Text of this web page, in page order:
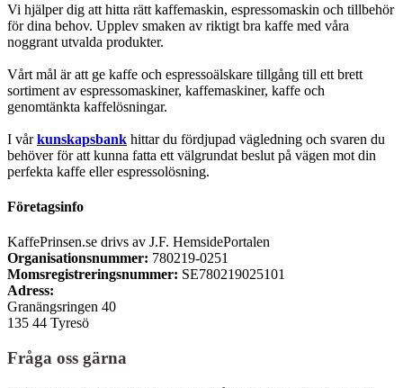
Vi hjälper dig att hitta rätt kaffemaskin, espressomaskin och tillbehör
för dina behov. Upplev smaken av riktigt bra kaffe med våra
noggrant utvalda produkter.
Vårt mål är att ge kaffe och espressoälskare tillgång till ett brett
sortiment av espressomaskiner, kaffemaskiner, kaffe och
genomtänkta kaffelösningar.
I vårkunskapsbank hittar du fördjupad vägledning och svaren du
behöver för att kunna fatta ett välgrundat beslut på vägen mot din
perfekta kaffe eller espressolösning.
Företagsinfo
KaffePrinsen.se drivs av J.F. HemsidePortalen
Organisationsnummer: 780219-0251
Momsregistreringsnummer: SE780219025101
Adress:
Granängsringen 40
135 44 Tyresö
Fråga oss gärna